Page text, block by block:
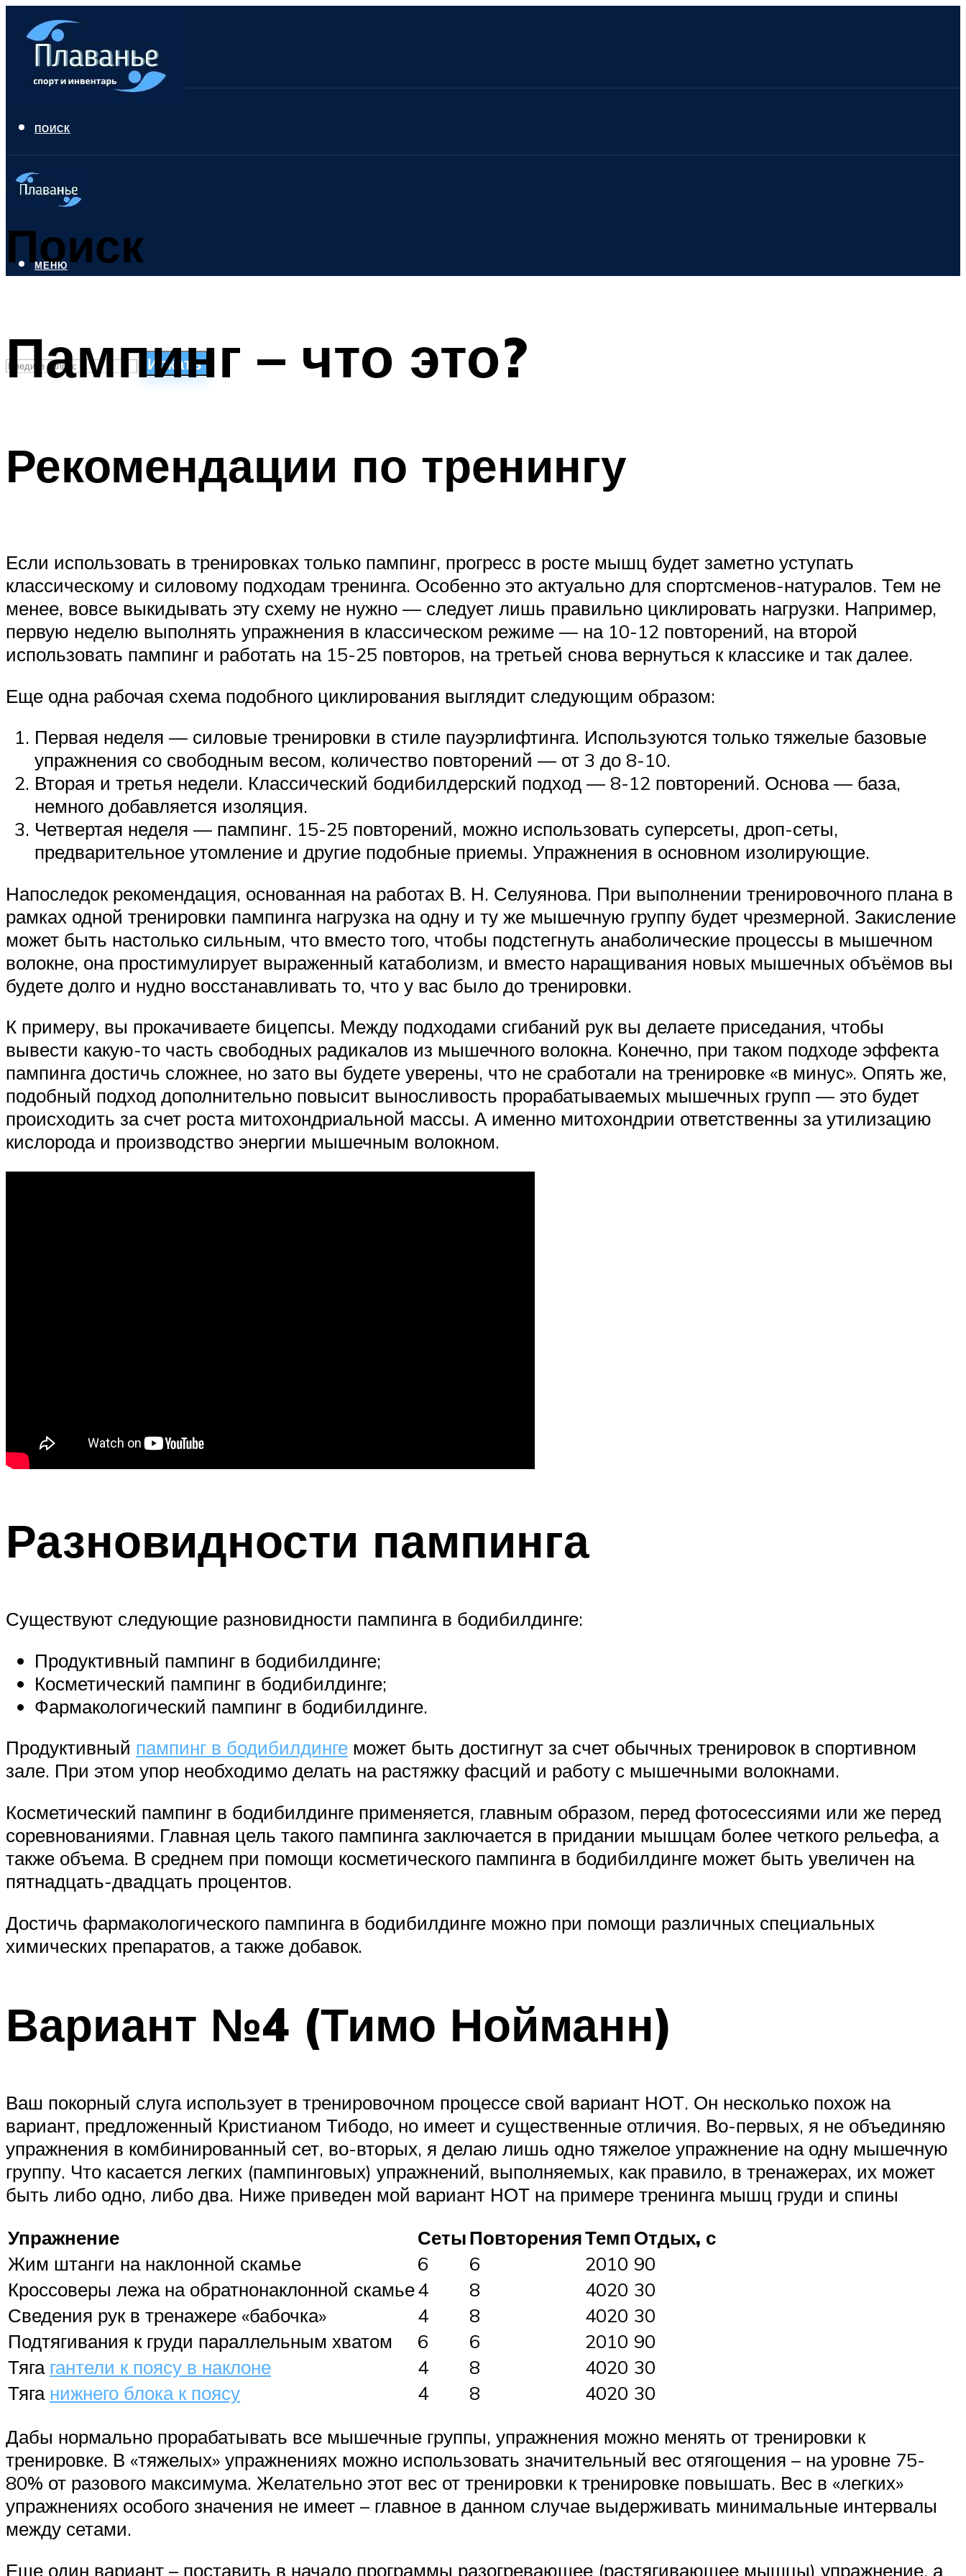
ПОИСК
Поиск
Искать
БАССЕЙН ДЛЯ ДОМА
МЕНЮ
Пампинг – что это?
Рекомендации по тренингу
Если использовать в тренировках только пампинг, прогресс в росте мышц будет заметно уступать
классическому и силовому подходам тренинга. Особенно это актуально для спортсменов-натуралов. Тем не
менее, вовсе выкидывать эту схему не нужно — следует лишь правильно циклировать нагрузки. Например,
первую неделю выполнять упражнения в классическом режиме — на 10-12 повторений, на второй
использовать пампинг и работать на 15-25 повторов, на третьей снова вернуться к классике и так далее.
Еще одна рабочая схема подобного циклирования выглядит следующим образом:
Первая неделя — силовые тренировки в стиле пауэрлифтинга. Используются только тяжелые базовые
упражнения со свободным весом, количество повторений — от 3 до 8-10.
Вторая и третья недели. Классический бодибилдерский подход — 8-12 повторений. Основа — база,
немного добавляется изоляция.
Четвертая неделя — пампинг. 15-25 повторений, можно использовать суперсеты, дроп-сеты,
предварительное утомление и другие подобные приемы. Упражнения в основном изолирующие.
Напоследок рекомендация, основанная на работах В. Н. Селуянова. При выполнении тренировочного плана в
рамках одной тренировки пампинга нагрузка на одну и ту же мышечную группу будет чрезмерной. Закисление
может быть настолько сильным, что вместо того, чтобы подстегнуть анаболические процессы в мышечном
волокне, она простимулирует выраженный катаболизм, и вместо наращивания новых мышечных объёмов вы
будете долго и нудно восстанавливать то, что у вас было до тренировки.
К примеру, вы прокачиваете бицепсы. Между подходами сгибаний рук вы делаете приседания, чтобы
вывести какую-то часть свободных радикалов из мышечного волокна. Конечно, при таком подходе эффекта
пампинга достичь сложнее, но зато вы будете уверены, что не сработали на тренировке «в минус». Опять же,
подобный подход дополнительно повысит выносливость прорабатываемых мышечных групп — это будет
происходить за счет роста митохондриальной массы. А именно митохондрии ответственны за утилизацию
кислорода и производство энергии мышечным волокном.
Разновидности пампинга
Существуют следующие разновидности пампинга в бодибилдинге:
Продуктивный пампинг в бодибилдинге;
Косметический пампинг в бодибилдинге;
Фармакологический пампинг в бодибилдинге.
Продуктивный пампинг в бодибилдинге может быть достигнут за счет обычных тренировок в спортивном
зале. При этом упор необходимо делать на растяжку фасций и работу с мышечными волокнами.
Косметический пампинг в бодибилдинге применяется, главным образом, перед фотосессиями или же перед
соревнованиями. Главная цель такого пампинга заключается в придании мышцам более четкого рельефа, а
также объема. В среднем при помощи косметического пампинга в бодибилдинге может быть увеличен на
пятнадцать-двадцать процентов.
Достичь фармакологического пампинга в бодибилдинге можно при помощи различных специальных
химических препаратов, а также добавок.
Вариант №4 (Тимо Нойманн)
Ваш покорный слуга использует в тренировочном процессе свой вариант НОТ. Он несколько похож на
вариант, предложенный Кристианом Тибодо, но имеет и существенные отличия. Во-первых, я не объединяю
упражнения в комбинированный сет, во-вторых, я делаю лишь одно тяжелое упражнение на одну мышечную
группу. Что касается легких (пампинговых) упражнений, выполняемых, как правило, в тренажерах, их может
быть либо одно, либо два. Ниже приведен мой вариант НОТ на примере тренинга мышц груди и спины
Упражнение
СетыПовторенияТемп Отдых, с
Жим штанги на наклонной скамье
6 6 2010 90
Кроссоверы лежа на обратнонаклонной скамье4 8 4020 30
Сведения рук в тренажере «бабочка»
4 8 4020 30
Подтягивания к груди параллельным хватом
6 6 2010 90
Тяга гантели к поясу в наклоне 4 8 4020 30
Тяга нижнего блока к поясу 4 8 4020 30
Дабы нормально прорабатывать все мышечные группы, упражнения можно менять от тренировки к
тренировке. В «тяжелых» упражнениях можно использовать значительный вес отягощения – на уровне 75-
80% от разового максимума. Желательно этот вес от тренировки к тренировке повышать. Вес в «легких»
упражнениях особого значения не имеет – главное в данном случае выдерживать минимальные интервалы
между сетами.
Еще один вариант – поставить в начало программы разогревающее (растягивающее мышцы) упражнение, а